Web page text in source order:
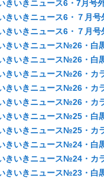
いきニュース6・7月号
いきニュース6・７月号
いきニュース6・７月号
きいきニュース№26・白
きいきニュース№26・白
きいきニュース№26・カ
きいきニュース№26・カ
きいきニュース№26・カ
きいきニュース№25・白
きいきニュース№25・カ
きいきニュース№24・白
きいきニュース№24・カ
きいきニュース№23・白